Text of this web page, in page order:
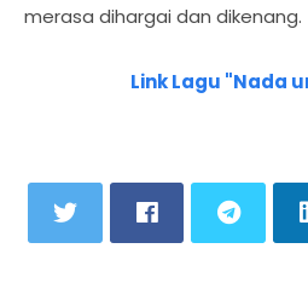
merasa dihargai dan dikenang.
Link Lagu "Nada